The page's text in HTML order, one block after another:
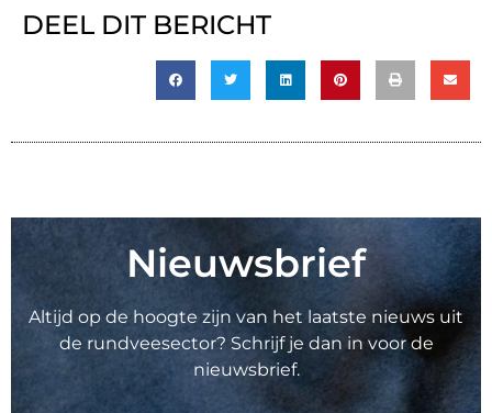
DEEL DIT BERICHT
Nieuwsbrief
Altijd op de hoogte zijn van het laatste nieuws uit
de rundveesector? Schrijf je dan in voor de
nieuwsbrief.